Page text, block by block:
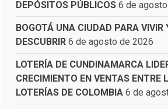
DEPÓSITOS PÚBLICOS 6 de
BOGOTÁ UNA CIUDAD PARA VIVIR
DESCUBRIR 6 de agosto de 2026
LOTERÍA DE CUNDINAMARCA
CRECIMIENTO EN VENTAS ENTRE
LOTERÍAS DE COLOMBIA 6 de